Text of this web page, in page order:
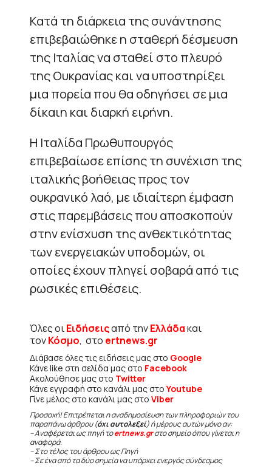
Κατά τη διάρκεια της συνάντησης
επιβεβαιώθηκε η σταθερή δέσμευση
της Ιταλίας να σταθεί στο πλευρό
της Ουκρανίας και να υποστηρίξει
μια πορεία που θα οδηγήσει σε μια
δίκαιη και διαρκή ειρήνη.
Η Ιταλίδα Πρωθυπουργός
επιβεβαίωσε επίσης τη συνέχιση της
ιταλικής βοήθειας προς τον
ουκρανικό λαό, με ιδιαίτερη έμφαση
στις παρεμβάσεις που αποσκοπούν
στην ενίσχυση της ανθεκτικότητας
των ενεργειακών υποδομών, οι
οποίες έχουν πληγεί σοβαρά από τις
ρωσικές επιθέσεις.
Όλες οιΕιδήσειςαπό τηνΕλλάδακαι
τονΚόσμο, στο ertnews.gr
Διάβασε όλες τις ειδήσεις μας στο Google
Κάνε like στη σελίδα μας στο Facebook
Ακολούθησε μας στο Twitter
Κάνε εγγραφή στο κανάλι μας στοYoutube
Γίνε μέλος στο κανάλι μας στο Viber
Προσοχή! Επιτρέπεται η αναδημοσίευση των πληροφοριών του
παραπάνω άρθρου (όχι αυτολεξεί) ή μέρους αυτών μόνο αν:
– Αναφέρεται ως πηγή τοertnews.grστο σημείο όπου γίνεται η
αναφορά.
– Στο τέλος του άρθρου ως Πηγή
– Σε ένα από τα δύο σημεία να υπάρχει ενεργός σύνδεσμος